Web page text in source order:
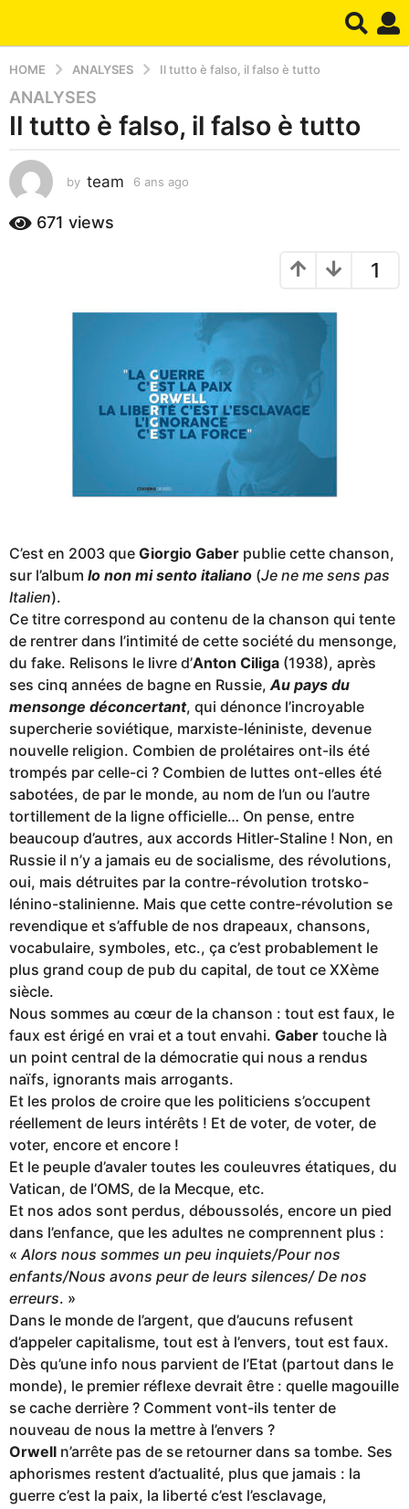
HOME ANALYSES Il tutto è falso, il falso è tutto
6
a
s
a
o
ANALYSES
Il tutto è falso, il falso è tutto
by team 6 ans ago
671 views
1
C’est en 2003 que Giorgio Gaber publie cette chanson,
sur l’album Io non mi sento italiano (Je ne me sens pas
Italien).
Ce titre correspond au contenu de la chanson qui tente
de rentrer dans l’intimité de cette société du mensonge,
du fake. Relisons le livre d’Anton Ciliga (1938), après
ses cinq années de bagne en Russie,Au pays du
mensonge déconcertant, qui dénonce l’incroyable
supercherie soviétique, marxiste-léniniste, devenue
nouvelle religion. Combien de prolétaires ont-ils été
trompés par celle-ci ? Combien de luttes ont-elles été
sabotées, de par le monde, au nom de l’un ou l’autre
tortillement de la ligne officielle… On pense, entre
beaucoup d’autres, aux accords Hitler-Staline ! Non, en
Russie il n’y a jamais eu de socialisme, des révolutions,
oui, mais détruites par la contre-révolution trotsko-
lénino-stalinienne. Mais que cette contre-révolution se
revendique et s’affuble de nos drapeaux, chansons,
vocabulaire, symboles, etc., ça c’est probablement le
plus grand coup de pub du capital, de tout ce XXème
siècle.
Nous sommes au cœur de la chanson : tout est faux, le
faux est érigé en vrai et a tout envahi. Gaber touche là
un point central de la démocratie qui nous a rendus
naïfs, ignorants mais arrogants.
Et les prolos de croire que les politiciens s’occupent
réellement de leurs intérêts ! Et de voter, de voter, de
voter, encore et encore !
Et le peuple d’avaler toutes les couleuvres étatiques, du
Vatican, de l’OMS, de la Mecque, etc.
Et nos ados sont perdus, déboussolés, encore un pied
dans l’enfance, que les adultes ne comprennent plus :
«Alors nous sommes un peu inquiets/Pour nos
enfants/Nous avons peur de leurs silences/ De nos
erreurs. »
Dans le monde de l’argent, que d’aucuns refusent
d’appeler capitalisme, tout est à l’envers, tout est faux.
Dès qu’une info nous parvient de l’Etat (partout dans le
monde), le premier réflexe devrait être : quelle magouille
se cache derrière ? Comment vont-ils tenter de
nouveau de nous la mettre à l’envers ?
Orwell n’arrête pas de se retourner dans sa tombe. Ses
aphorismes restent d’actualité, plus que jamais : la
guerre c’est la paix, la liberté c’est l’esclavage,